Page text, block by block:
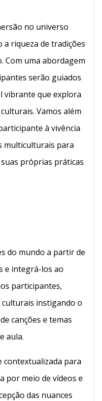
no universo
riqueza de tradições
Com uma abordagem
serão guiados
vibrante que explora
Vamos além
à vivência
multiculturais para
próprias práticas
do mundo a partir de
e integrá-los ao
participantes,
instigando o
canções e temas
aula.
contextualizada para
por meio de vídeos e
das nuances